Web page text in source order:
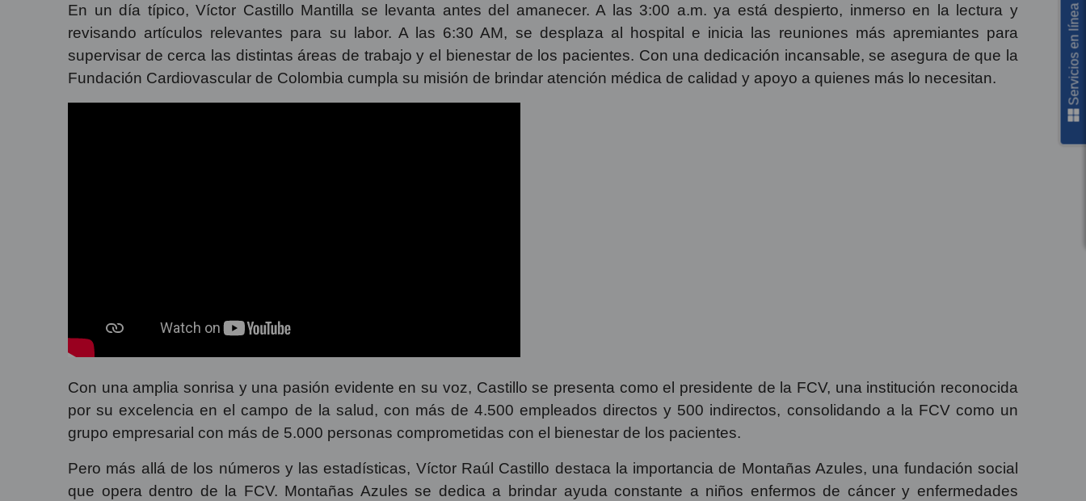
En un día típico, Víctor Castillo Mantilla se levanta antes del amanecer. A las 3:00 a.m. ya está despierto, inmerso en la lectura y
revisando artículos relevantes para su labor. A las 6:30 AM, se desplaza al hospital e inicia las reuniones más apremiantes para
supervisar de cerca las distintas áreas de trabajo y el bienestar de los pacientes. Con una dedicación incansable, se asegura de que la
Fundación Cardiovascular de Colombia cumpla su misión de brindar atención médica de calidad y apoyo a quienes más lo necesitan.
Con una amplia sonrisa y una pasión evidente en su voz, Castillo se presenta como el presidente de la FCV, una institución reconocida
por su excelencia en el campo de la salud, con más de 4.500 empleados directos y 500 indirectos, consolidando a la FCV como un
grupo empresarial con más de 5.000 personas comprometidas con el bienestar de los pacientes.
Pero más allá de los números y las estadísticas, Víctor Raúl Castillo destaca la importancia de Montañas Azules, una fundación social
que opera dentro de la FCV. Montañas Azules se dedica a brindar ayuda constante a niños enfermos de cáncer y enfermedades
Servicios en línea